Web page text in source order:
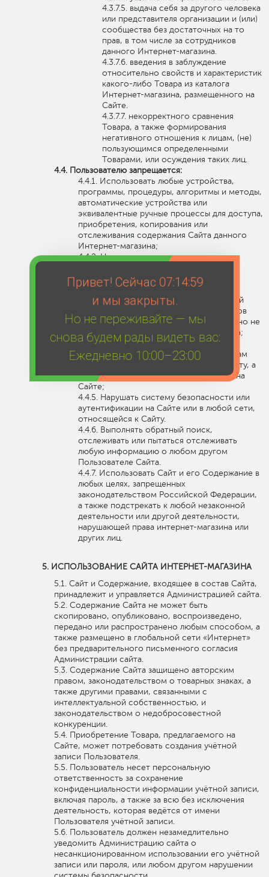
Привет! Сейчас 07:14:59
и мы закрыты.
Но не переживайте — мы
снова будем рады видеть вас:
Ежедневно 10:00–23:00
выдача себя за другого человека
или представителя организации и (или)
сообщества без достаточных на то
прав, в том числе за сотрудников
данного Интернет-магазина.
введения в заблуждение
относительно свойств и характеристик
какого-либо Товара из каталога
Интернет-магазина, размещенного на
Сайте.
некорректного сравнения
Товара, а также формирования
негативного отношения к лицам, (не)
пользующимся определенными
Товарами, или осуждения таких лиц.
Пользователю запрещается:
Использовать любые устройства,
программы, процедуры, алгоритмы и методы,
автоматические устройства или
эквивалентные ручные процессы для доступа,
приобретения, копирования или
отслеживания содержания Сайта данного
Интернет-магазина;
Нарушать надлежащее
Любым способом обходить
навигационную структуру Сайта для
получения или попытки получения любой
информации, документов или материалов
любыми средствами, которые специально не
представлены сервисами данного Сайта;
Несанкционированный доступ к
функциям Сайта, любым другим системам
или сетям, относящимся к данному Сайту, а
также к любым услугам, предлагаемым на
Сайте;
Нарушать систему безопасности или
аутентификации на Сайте или в любой сети,
относящейся к Сайту.
Выполнять обратный поиск,
отслеживать или пытаться отслеживать
любую информацию о любом другом
Пользователе Сайта.
Использовать Сайт и его Содержание в
любых целях, запрещенных
законодательством Российской Федерации,
а также подстрекать к любой незаконной
деятельности или другой деятельности,
нарушающей права интернет-магазина или
других лиц.
ИСПОЛЬЗОВАНИЕ САЙТА ИНТЕРНЕТ-МАГАЗИНА
Сайт и Содержание, входящее в состав Сайта,
принадлежит и управляется Администрацией сайта.
Содержание Сайта не может быть
скопировано, опубликовано, воспроизведено,
передано или распространено любым способом, а
также размещено в глобальной сети «Интернет»
без предварительного письменного согласия
Администрации сайта.
Содержание Сайта защищено авторским
правом, законодательством о товарных знаках, а
также другими правами, связанными с
интеллектуальной собственностью, и
законодательством о недобросовестной
конкуренции.
Приобретение Товара, предлагаемого на
Сайте, может потребовать создания учётной
записи Пользователя.
Пользователь несет персональную
ответственность за сохранение
конфиденциальности информации учётной записи,
включая пароль, а также за всю без исключения
деятельность, которая ведётся от имени
Пользователя учётной записи.
Пользователь должен незамедлительно
уведомить Администрацию сайта о
несанкционированном использовании его учётной
записи или пароля, или любом другом нарушении